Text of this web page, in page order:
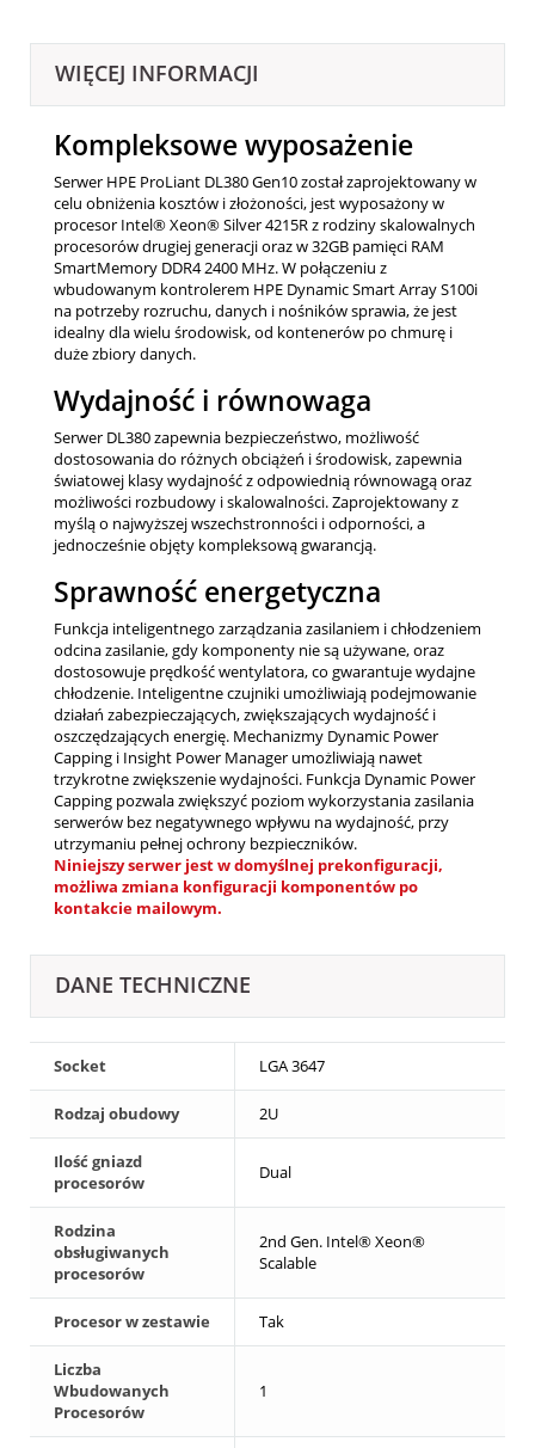
WIĘCEJ INFORMACJI
Kompleksowe wyposażenie
Serwer HPE ProLiant DL380 Gen10 został zaprojektowany w
celu obniżenia kosztów i złożoności, jest wyposażony w
procesor Intel® Xeon® Silver 4215R z rodziny skalowalnych
procesorów drugiej generacji oraz w 32GB pamięci RAM
SmartMemory DDR4 2400 MHz. W połączeniu z
wbudowanym kontrolerem HPE Dynamic Smart Array S100i
na potrzeby rozruchu, danych i nośników sprawia, że ​​jest
idealny dla wielu środowisk, od kontenerów po chmurę i
duże zbiory danych.
Wydajność i równowaga
Serwer DL380 zapewnia bezpieczeństwo, możliwość
dostosowania do różnych obciążeń i środowisk, zapewnia
światowej klasy wydajność z odpowiednią równowagą oraz
możliwości rozbudowy i skalowalności. Zaprojektowany z
myślą o najwyższej wszechstronności i odporności, a
jednocześnie objęty kompleksową gwarancją.
Sprawność energetyczna
Funkcja inteligentnego zarządzania zasilaniem i chłodzeniem
odcina zasilanie, gdy komponenty nie są używane, oraz
dostosowuje prędkość wentylatora, co gwarantuje wydajne
chłodzenie. Inteligentne czujniki umożliwiają podejmowanie
działań zabezpieczających, zwiększających wydajność i
oszczędzających energię. Mechanizmy Dynamic Power
Capping i Insight Power Manager umożliwiają nawet
trzykrotne zwiększenie wydajności. Funkcja Dynamic Power
Capping pozwala zwiększyć poziom wykorzystania zasilania
serwerów bez negatywnego wpływu na wydajność, przy
utrzymaniu pełnej ochrony bezpieczników.
Niniejszy serwer jest w domyślnej prekonfiguracji,
możliwa zmiana konfiguracji komponentów po
kontakcie mailowym.
DANE TECHNICZNE
Socket LGA 3647
Rodzaj obudowy 2U
Ilość gniazd
procesorów
Dual
Rodzina
obsługiwanych
procesorów
2nd Gen. Intel® Xeon®
Scalable
Procesor w zestawie Tak
Liczba
Wbudowanych
Procesorów
1